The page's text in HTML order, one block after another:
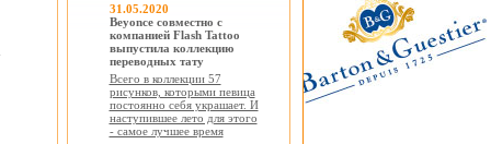
31.05.2020
Beyonce совместно с
компанией Flash Tattoo
выпустила коллекцию
переводных тату
Всего в коллекции 57
рисунков, которыми певица
постоянно себя украшает. И
наступившее лето для этого
- самое лучшее время